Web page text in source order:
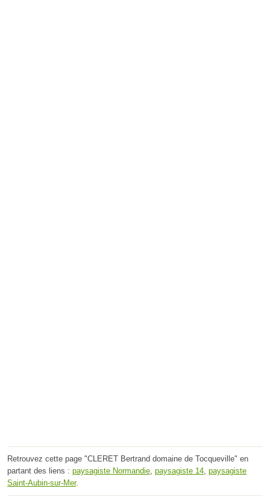
Retrouvez cette page "CLERET Bertrand domaine de Tocqueville" en
partant des liens : paysagiste Normandie, paysagiste 14, paysagiste
Saint-Aubin-sur-Mer.